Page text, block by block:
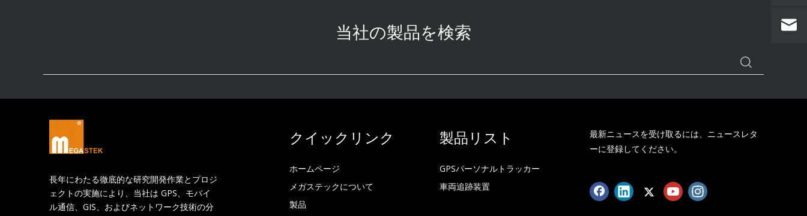
当社の製品を検索
長年にわたる徹底的な研究開発作業とプロジ
ェクトの実施により、当社は GPS、モバイ
ル通信、GIS、およびネットワーク技術の分
クイックリンク 製品リスト
ホームページ
メガステックについて
製品
GPSパーソナルトラッカー
車両追跡装置
最新ニュースを受け取るには、ニュースレタ
ーに登録してください。